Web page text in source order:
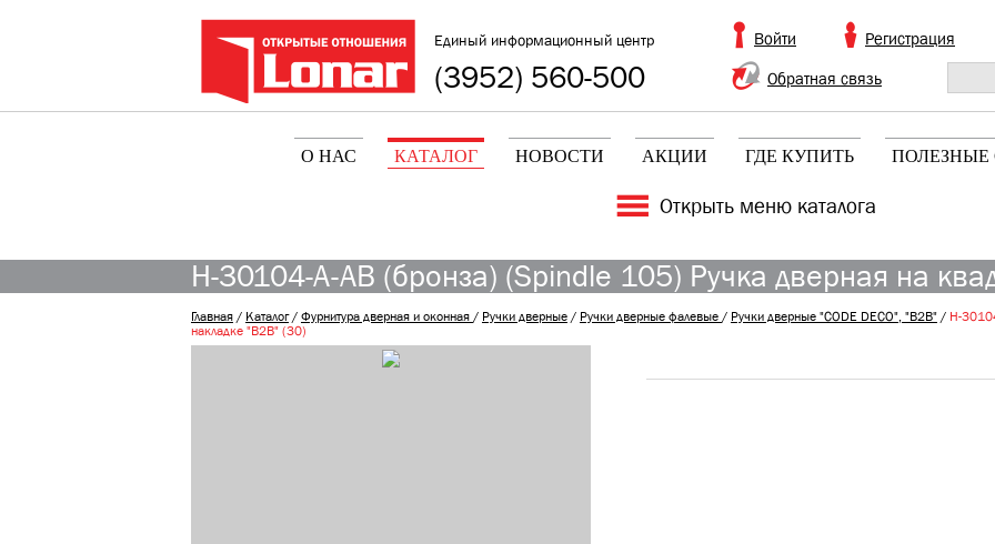
Единый информационный центр
(3952) 560-500
Войти
Регистрация
Обратная связь
О НАС КАТАЛОГ НОВОСТИ АКЦИИ ГДЕ КУПИТЬ ПОЛЕЗНЫЕ
Открыть меню каталога
H-30104-A-AB (бронза) (Spindle 105) Ручка дверная на
Главная/ Каталог/Фурнитура дверная и оконная/ Ручки дверные/ Ручки дверные фалевые/ Ручки дверные "CODE DECO", "B2B"/ H-
накладке "B2B" (30)